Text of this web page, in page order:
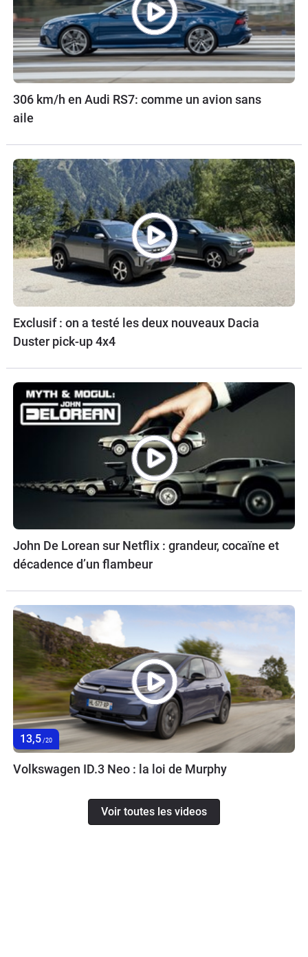
306 km/h en Audi RS7: comme un avion sans
aile
Exclusif : on a testé les deux nouveaux Dacia
Duster pick-up 4x4
John De Lorean sur Netflix : grandeur, cocaïne et
décadence d’un flambeur
13,5 /20
Volkswagen ID.3 Neo : la loi de Murphy
Voir toutes les videos